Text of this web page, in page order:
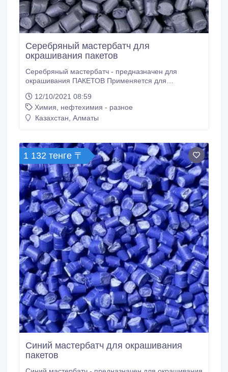
Серебряный мастербатч для
окрашивания пакетов
Серебряный мастербатч - предназначен для
окрашивания ПАКЕТОВ Применяется для
экструзии. Цветные суперконцентраты категории
«эксперт» превосходно распределяются в
полимере, обладают высокой яркостью и плотной
излучению и атмосферным воздействиям.
12/10/2021 08:59
Химия, нефтехимия - разное
Казахстан, Алматы
1 132 тенге 〒
Синий мастербатч для окрашивания
пакетов